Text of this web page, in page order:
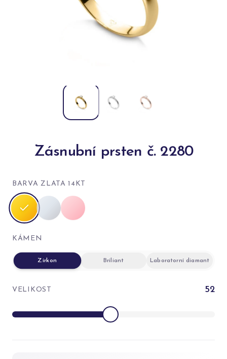
Zásnubní prsten č. 2280
BARVA ZLATA 14KT
KÁMEN
Zirkon Briliant Laboratorní diamant
VELIKOST 52